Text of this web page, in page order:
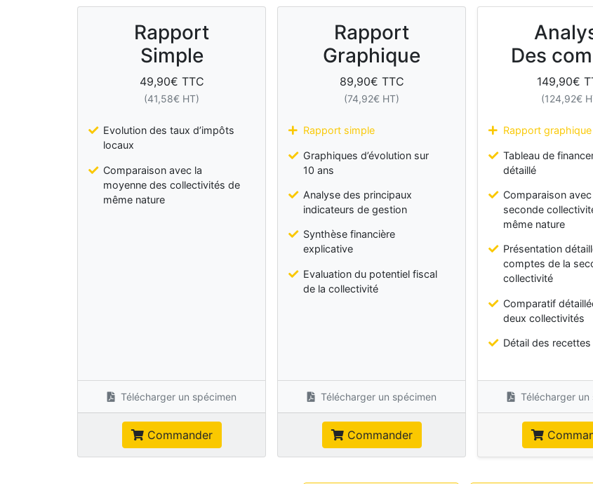
Rapport
Simple
49,90€ TTC
(41,58€ HT)
Evolution des taux d’impôts
locaux
Comparaison avec la
moyenne des collectivités de
même nature
Télécharger un spécimen
Commander
Rapport
Graphique
89,90€ TTC
(74,92€ HT)
Rapport simple
Graphiques d’évolution sur
10 ans
Analyse des principaux
indicateurs de gestion
Synthèse financière
explicative
Evaluation du potentiel fiscal
de la collectivité
Télécharger un spécimen
Commander
Des
149,90€
(124,92€
Rapport graphique
Tableau de
détaillé
Comparaison avec
seconde
même nature
Présentation
comptes de la
collectivité
Comparatif
deux collectivités
Détail des
Télécharger un